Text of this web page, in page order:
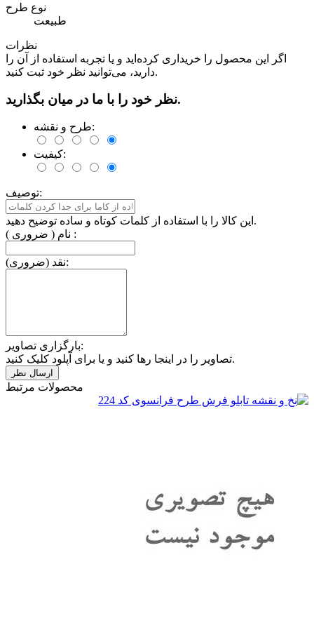
نوع طرح
طبیعت
نظرات
اگر این محصول را خریداری کرده‌اید و یا تجربه استفاده از آن را
دارید، می‌توانید نظر خود ثبت کنید.
نظر خود را با ما در میان بگذارید.
طرح و نقشه:
کیفیت:
توصیف:
این کالا را با استفاده از کلمات کوتاه و ساده توضیح دهید.
نام ( ضروری ) :
نقد (ضروری):
بارگزاری تصاویر:
تصاویر را در اینجا رها کنید و یا برای آپلود کلیک کنید.
محصولات مرتبط